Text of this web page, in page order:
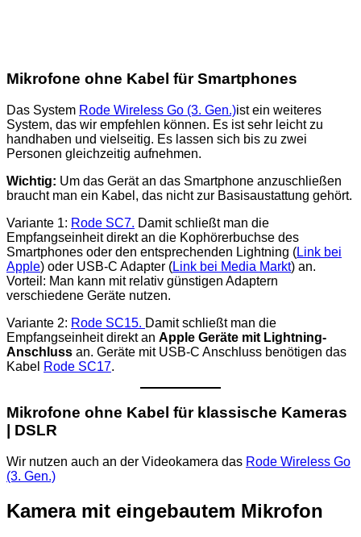
Mikrofone ohne Kabel für Smartphones
Das System Rode Wireless Go (3. Gen.)ist ein weiteres
System, das wir empfehlen können. Es ist sehr leicht zu
handhaben und vielseitig. Es lassen sich bis zu zwei
Personen gleichzeitig aufnehmen.
Wichtig: Um das Gerät an das Smartphone anzuschließen
braucht man ein Kabel, das nicht zur Basisaustattung gehört.
Variante 1: Rode SC7. Damit schließt man die
Empfangseinheit direkt an die Kophörerbuchse des
Smartphones oder den entsprechenden Lightning (Link bei
Apple) oder USB-C Adapter (Link bei Media Markt) an.
Vorteil: Man kann mit relativ günstigen Adaptern
verschiedene Geräte nutzen.
Variante 2: Rode SC15. Damit schließt man die
Empfangseinheit direkt an Apple Geräte mit Lightning-
Anschluss an. Geräte mit USB-C Anschluss benötigen das
Kabel Rode SC17.
Mikrofone ohne Kabel für klassische Kameras
| DSLR
Wir nutzen auch an der Videokamera das Rode Wireless Go
(3. Gen.)
Kamera mit eingebautem Mikrofon